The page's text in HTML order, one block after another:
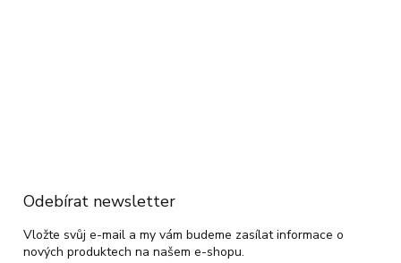
Odebírat newsletter
Vložte svůj e-mail a my vám budeme zasílat informace o
nových produktech na našem e-shopu.